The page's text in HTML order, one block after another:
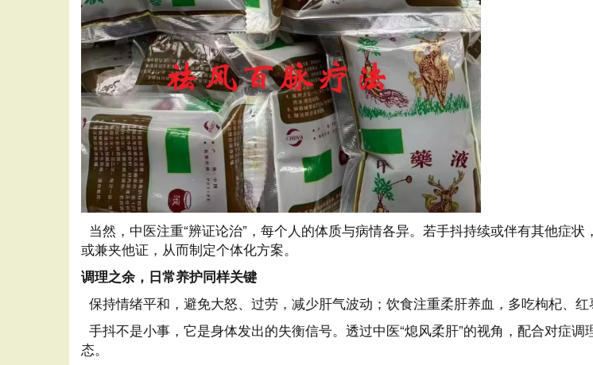
当然，中医注重“辨证论治”，每个人的体质与病情各异。若手抖持续或伴有其他症
或兼夹他证，从而制定个体化方案。
调理之余，日常养护同样关键
保持情绪平和，避免大怒、过劳，减少肝气波动；饮食注重柔肝养血，多吃枸杞、
手抖不是小事，它是身体发出的失衡信号。透过中医“熄风柔肝”的视角，配合对症
态。